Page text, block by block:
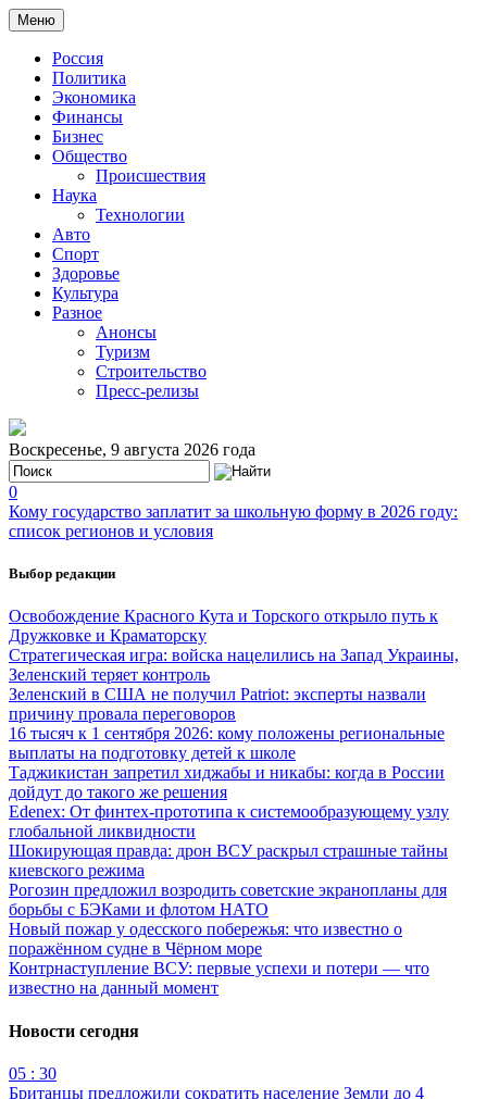
Меню
Россия
Политика
Экономика
Финансы
Бизнес
Общество
Происшествия
Наука
Технологии
Авто
Спорт
Здоровье
Культура
Разное
Анонсы
Туризм
Строительство
Пресс-релизы
Воскресенье, 9 августа 2026 года
0
Кому государство заплатит за школьную форму в 2026 году:
список регионов и условия
Выбор редакции
Освобождение Красного Кута и Торского открыло путь к
Дружковке и Краматорску
Стратегическая игра: войска нацелились на Запад Украины,
Зеленский теряет контроль
Зеленский в США не получил Patriot: эксперты назвали
причину провала переговоров
16 тысяч к 1 сентября 2026: кому положены региональные
выплаты на подготовку детей к школе
Таджикистан запретил хиджабы и никабы: когда в России
дойдут до такого же решения
Edenex: От финтех-прототипа к системообразующему узлу
глобальной ликвидности
Шокирующая правда: дрон ВСУ раскрыл страшные тайны
киевского режима
Рогозин предложил возродить советские экранопланы для
борьбы с БЭКами и флотом НАТО
Новый пожар у одесского побережья: что известно о
поражённом судне в Чёрном море
Контрнаступление ВСУ: первые успехи и потери — что
известно на данный момент
Новости сегодня
05 : 30
Британцы предложили сократить население Земли до 4